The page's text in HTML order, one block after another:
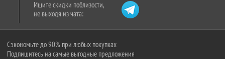
Ищите скидки поблизости,
не выходя из чата:
Сэкономьте до 90% при любых покупках
Подпишитесь на самые выгодные предложения